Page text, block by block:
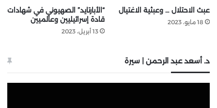
عبث الاحتلال … وعبثية الاغتيال
18 مايو، 2023
“الأبارتايد” الصهيوني في شهادات
قادة إسرائيليين وعالميين
13 أبريل، 2023
د. أسعد عبد الرحمن | سيرة